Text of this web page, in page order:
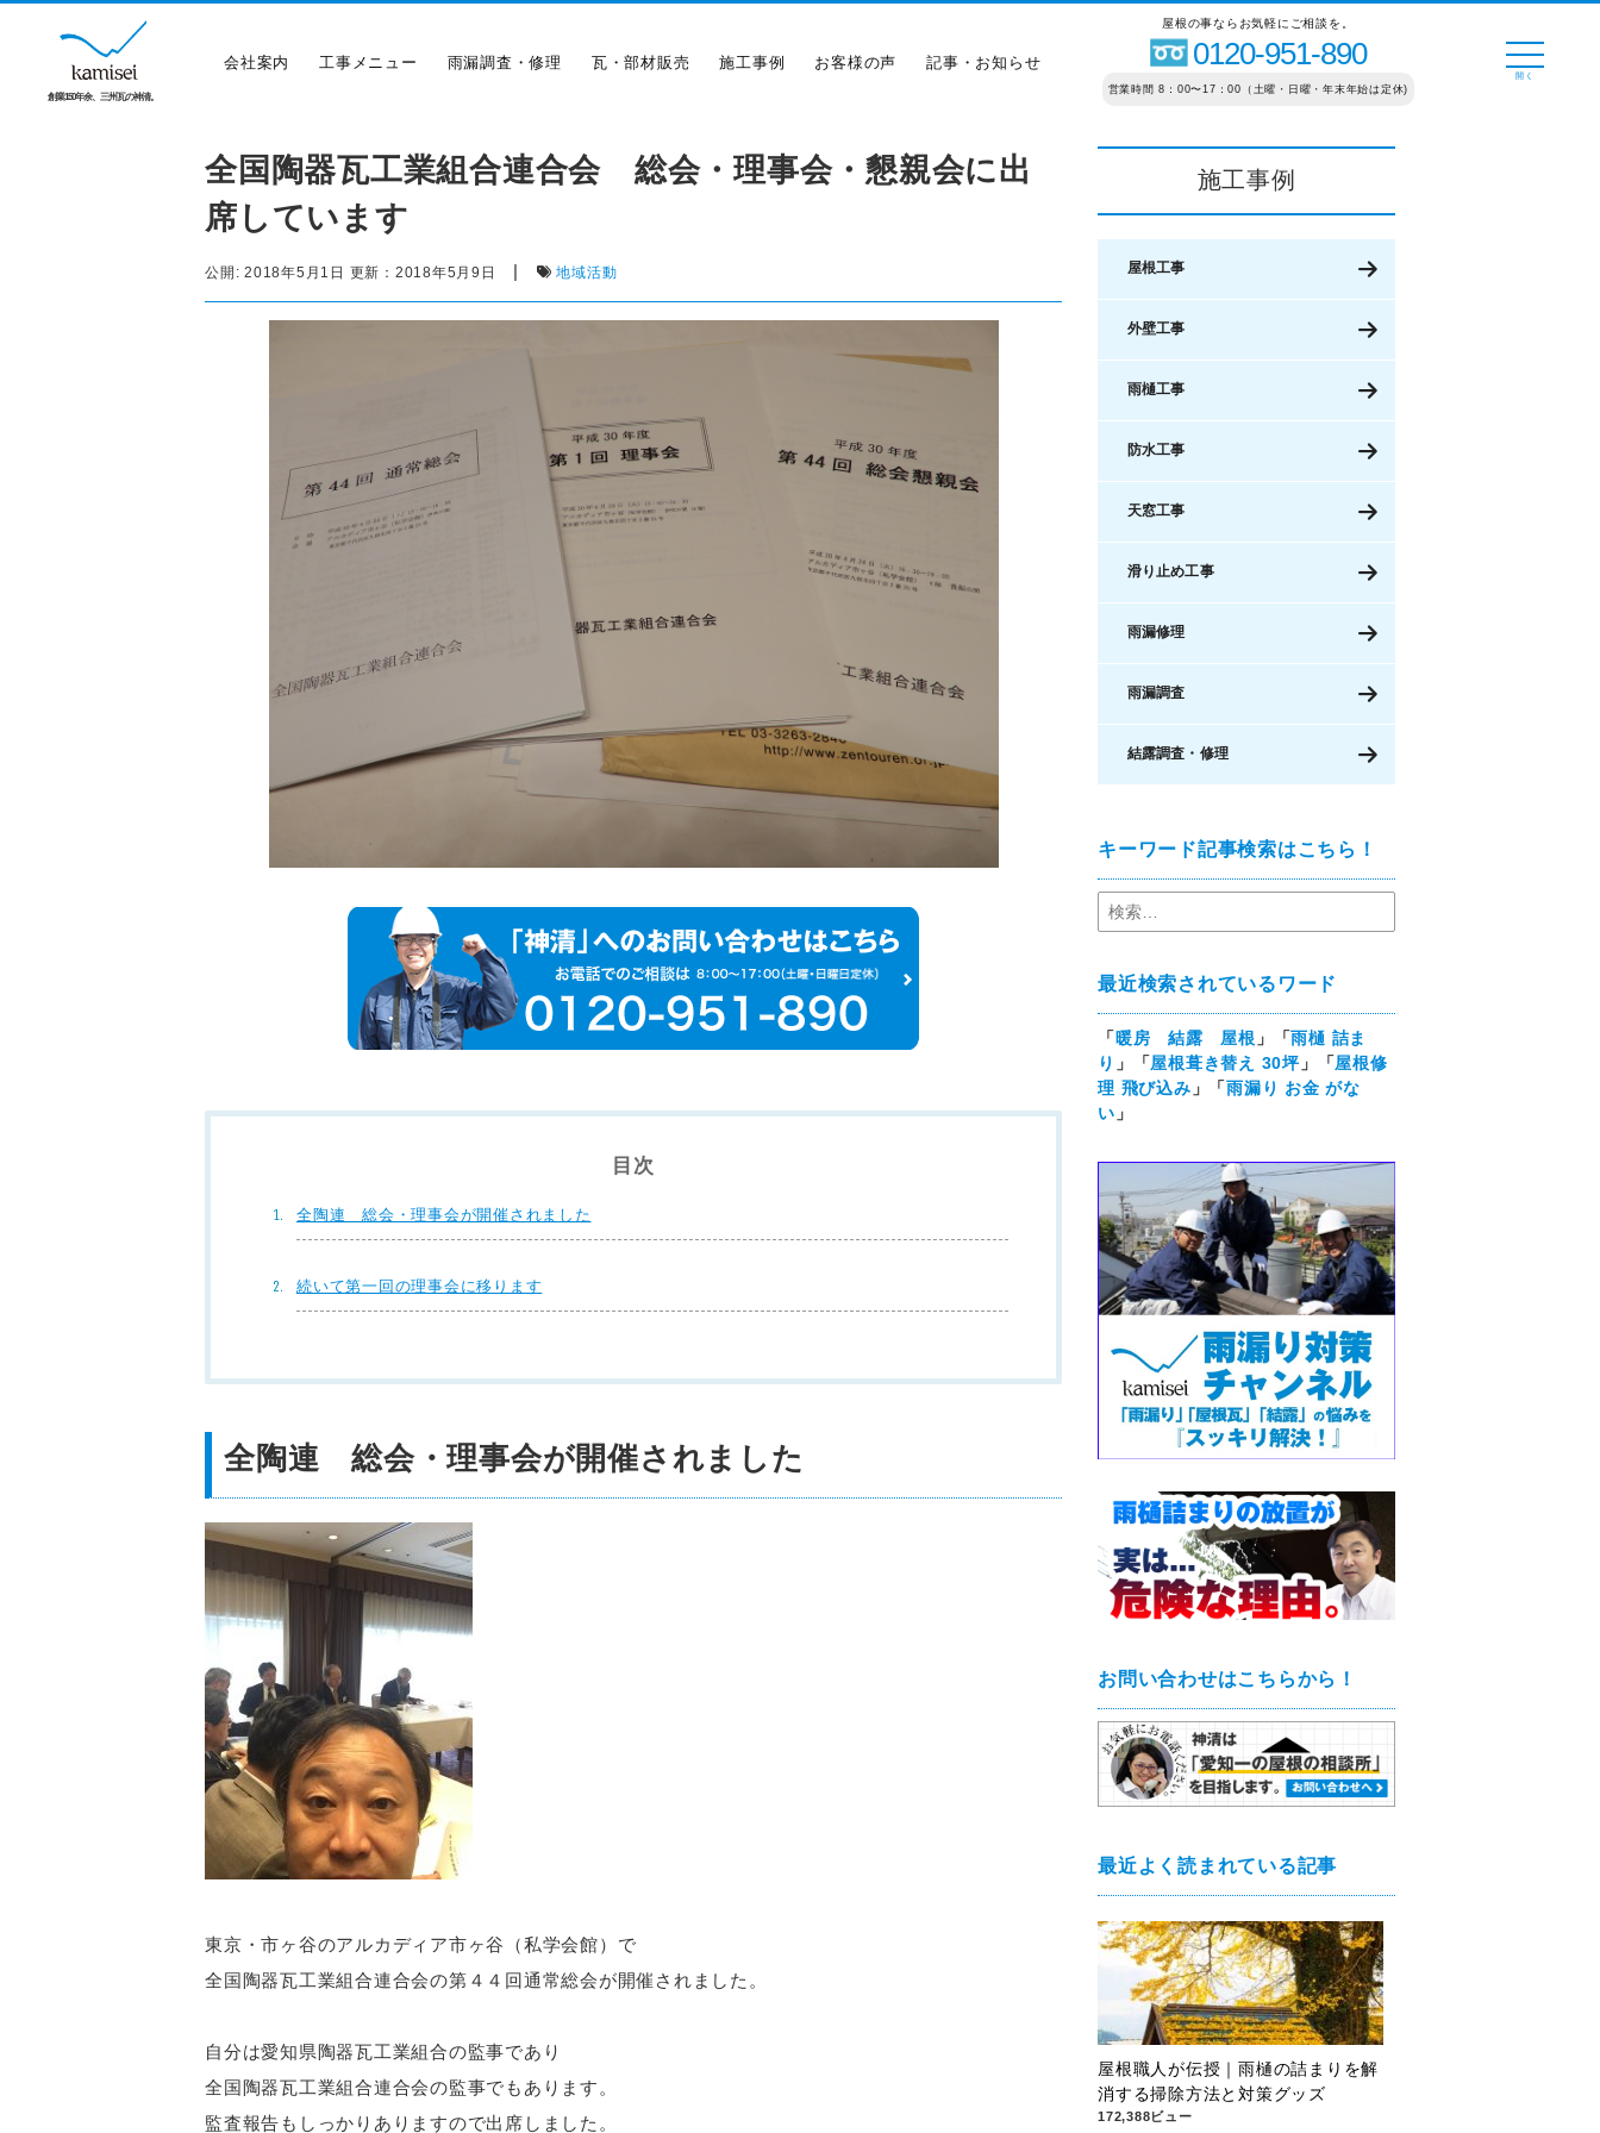
創業150年余、三州瓦の神清。
会社案内 工事メニュー 雨漏調査・修理 瓦・部材販売 施工事例 お客様の声 記事・お知らせ
屋根の事ならお気軽にご相談を。
0120-951-890
営業時間 8：00〜17：00（土曜・日曜・年末年始は定休)
全国陶器瓦工業組合連合会 総会・理事会・懇親会に出
席しています
公開: 2018年5月1日 更新： 2018年5月9日 | 地域活動
目次
全陶連 総会・理事会が開催されました
続いて第一回の理事会に移ります
全陶連 総会・理事会が開催されました
東京・市ヶ谷のアルカディア市ヶ谷（私学会館）で
全国陶器瓦工業組合連合会の第４４回通常総会が開催されました。
自分は愛知県陶器瓦工業組合の監事であり
全国陶器瓦工業組合連合会の監事でもあります。
監査報告もしっかりありますので出席しました。
施工事例
屋根工事
外壁工事
雨樋工事
防水工事
天窓工事
滑り止め工事
雨漏修理
雨漏調査
結露調査・修理
キーワード記事検索はこちら！
最近検索されているワード
「暖房 結露 屋根 」「雨樋 詰ま
り 」「屋根葺き替え 30坪」「屋根修
理 飛び込み 」「雨漏り お金 がな
い 」
お問い合わせはこちらから！
最近よく読まれている記事
屋根職人が伝授｜雨樋の詰まりを解
消する掃除方法と対策グッズ
172,388ビュー